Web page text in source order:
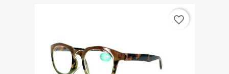
favorite_border